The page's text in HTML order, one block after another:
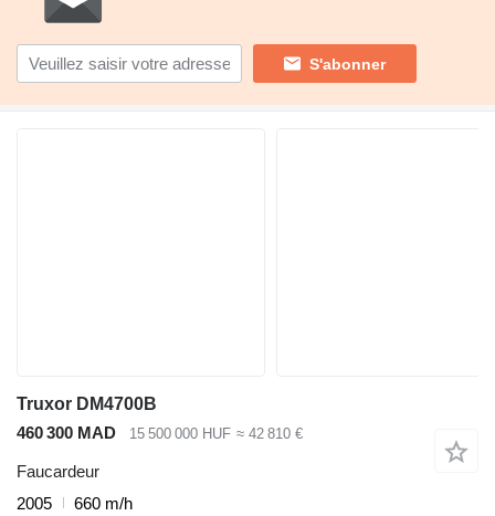
S'abonner
Truxor DM4700B
460 300 MAD
15 500 000 HUF ≈ 42 810 €
Faucardeur
2005
660 m/h